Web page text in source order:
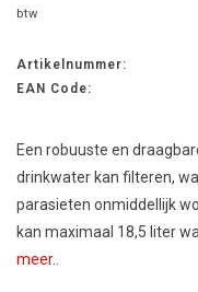
btw
Artikelnummer:
EAN Code:
Een robuuste en
drinkwater kan filteren,
parasieten onmiddellijk
kan maximaal 18,5 liter
meer..